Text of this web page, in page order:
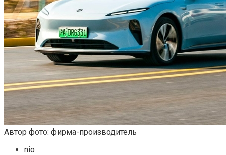
Автор фото: фирма-производитель
nio